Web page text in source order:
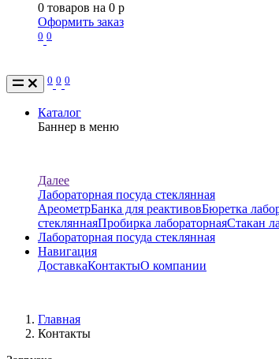
0 товаров на 0 p
Оформить заказ
0 0
0 0 0
Каталог
Баннер в меню
Далее
Лабораторная посуда стеклянная
АреометрБанка для реактивовБюретка
стекляннаяПробирка лабораторнаяСтакан
Лабораторная посуда стеклянная
Навигация
ДоставкаКонтактыО компании
Главная
Контакты